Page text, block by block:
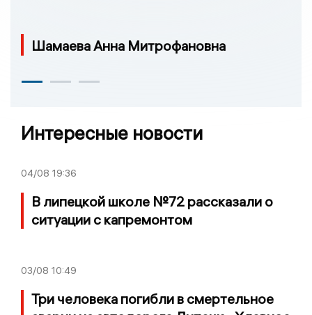
Шамаева Анна Митрофановна
Интересные новости
04/08 19:36
В липецкой школе №72 рассказали о
ситуации с капремонтом
03/08 10:49
Три человека погибли в смертельное